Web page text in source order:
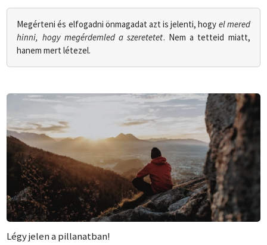
Megérteni és elfogadni önmagadat azt is jelenti, hogy el mered
hinni, hogy megérdemled a szeretetet. Nem a tetteid miatt,
hanem mert létezel.
Légy jelen a pillanatban!